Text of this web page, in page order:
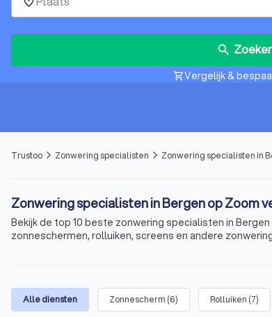
search
shopping_cartVergelijk &
Trustoo arrow_forward_ios Zonwering specialisten arrow_forward_ios Zonwering specialisten in
Zonwering specialisten in Bergen op Zoom
Bekijk de top 10 beste zonwering specialisten in
zonneschermen, rolluiken, screens en andere
Alle diensten Zonnescherm (6) Rolluiken (7)